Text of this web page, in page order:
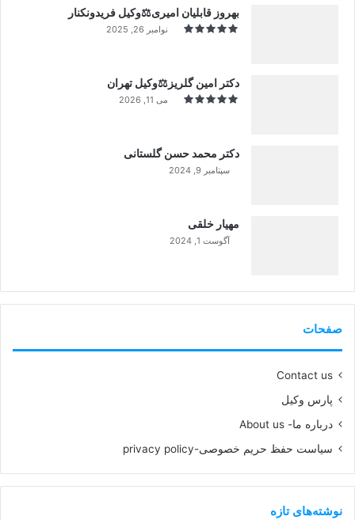
بهروز قابلیان امیری⚖️وکیل فریدونکنار
نوامبر 26, 2025
دکتر امین گلریز⚖️وکیل تهران
می 11, 2026
دکتر محمد حسن گلستانی
سپتامبر 9, 2024
مهیار خلقی
آگوست 1, 2024
صفحات
Contact us
پارس وکیل
درباره ما- About us
سیاست حفظ حریم خصوصی-privacy policy
نوشته‌های تازه